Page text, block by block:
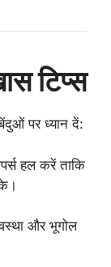
टिप्स
पर ध्यान दें:
हल करें ताकि
और भूगोल